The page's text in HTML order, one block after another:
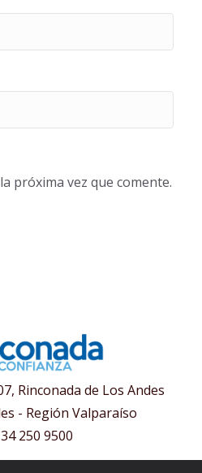
próxima vez que comente.
Rinconada de Los Andes
- Región Valparaíso
250 9500